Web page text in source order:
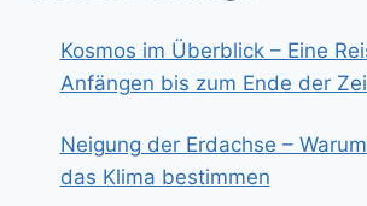
Kosmos im Überblick – Eine
Anfängen bis zum Ende der
Neigung der Erdachse –
das Klima bestimmen